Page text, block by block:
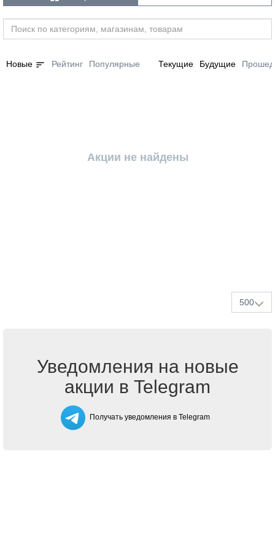
Новые sort Рейтинг Популярные Текущие Будущие
Акции не найдены
500
Уведомления на новые
акции в Telegram
Получать уведомления в Telegram